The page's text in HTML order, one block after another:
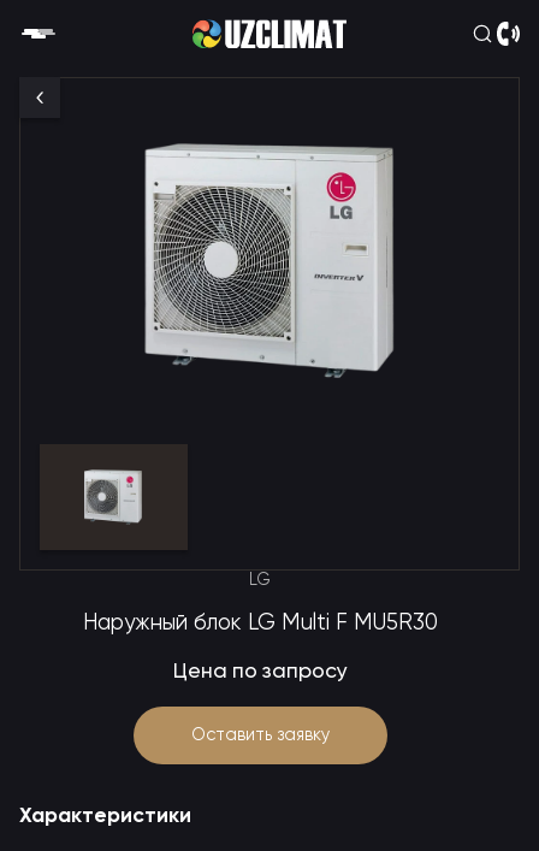
LG
Наружный блок LG Multi F MU5R30
Цена по запросу
Оставить заявку
Характеристики